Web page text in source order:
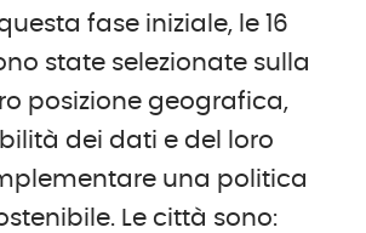
fase iniziale, le 16
state selezionate sulla
posizione geografica,
dei dati e del loro
una politica
Le città sono: